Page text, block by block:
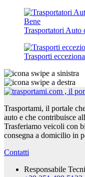
Trasportatori Auto
Trasporti
Trasportami, il portale
auto e che contribuisce
Trasferiamo veicoli con
consegna a domicilio in
Contatti
Responsabile